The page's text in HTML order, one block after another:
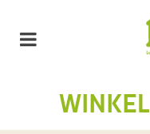
WINKEL